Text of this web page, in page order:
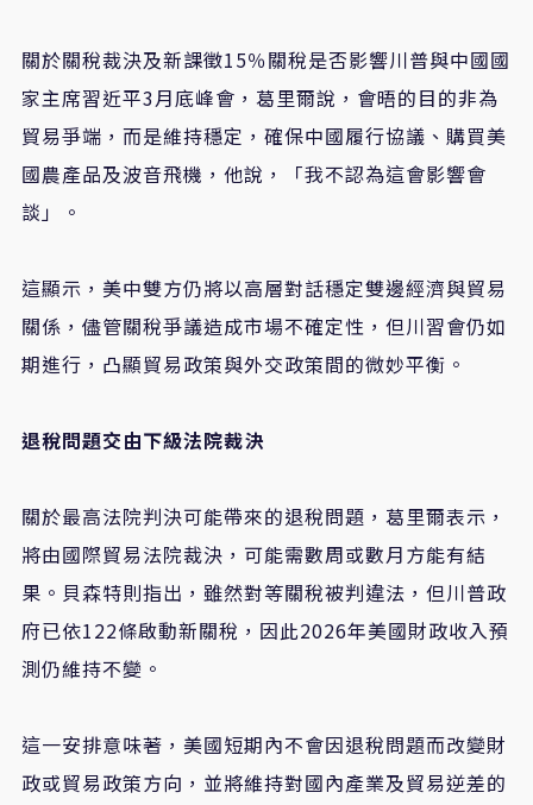
關於關稅裁決及新課徵15％關稅是否影響川普與中國國
家主席習近平3月底峰會，葛里爾說，會晤的目的非為
貿易爭端，而是維持穩定，確保中國履行協議、購買美
國農產品及波音飛機，他說，「我不認為這會影響會
談」。
這顯示，美中雙方仍將以高層對話穩定雙邊經濟與貿易
關係，儘管關稅爭議造成市場不確定性，但川習會仍如
期進行，凸顯貿易政策與外交政策間的微妙平衡。
退稅問題交由下級法院裁決
關於最高法院判決可能帶來的退稅問題，葛里爾表示，
將由國際貿易法院裁決，可能需數周或數月方能有結
果。貝森特則指出，雖然對等關稅被判違法，但川普政
府已依122條啟動新關稅，因此2026年美國財政收入預
測仍維持不變。
這一安排意味著，美國短期內不會因退稅問題而改變財
政或貿易政策方向，並將維持對國內產業及貿易逆差的